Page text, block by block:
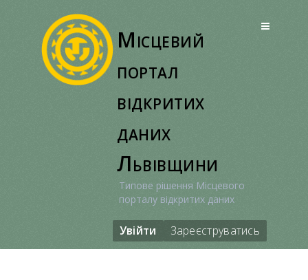
Місцевий
портал
відкритих
даних
Львівщини
Типове рішення Місцевого
порталу відкритих даних
Увійти Зареєструватись